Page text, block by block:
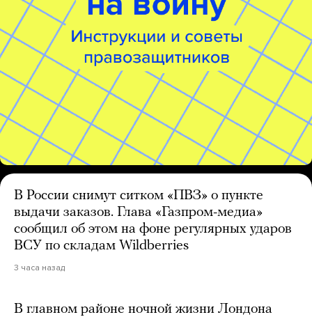
В России снимут ситком «ПВЗ» о пункте
выдачи заказов. Глава «Газпром-медиа»
сообщил об этом на фоне регулярных ударов
ВСУ по складам Wildberries
3 часа назад
В главном районе ночной жизни Лондона